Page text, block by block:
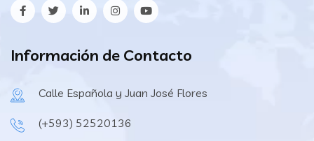
Información de Contacto
Calle Española y Juan José Flores
(+593) 52520136